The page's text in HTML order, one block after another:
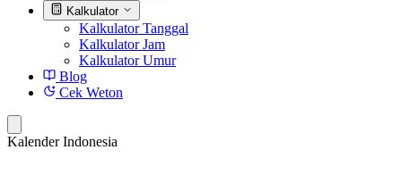
Kalkulator
Kalkulator Tanggal
Kalkulator Jam
Kalkulator Umur
Blog
Cek Weton
Kalender Indonesia